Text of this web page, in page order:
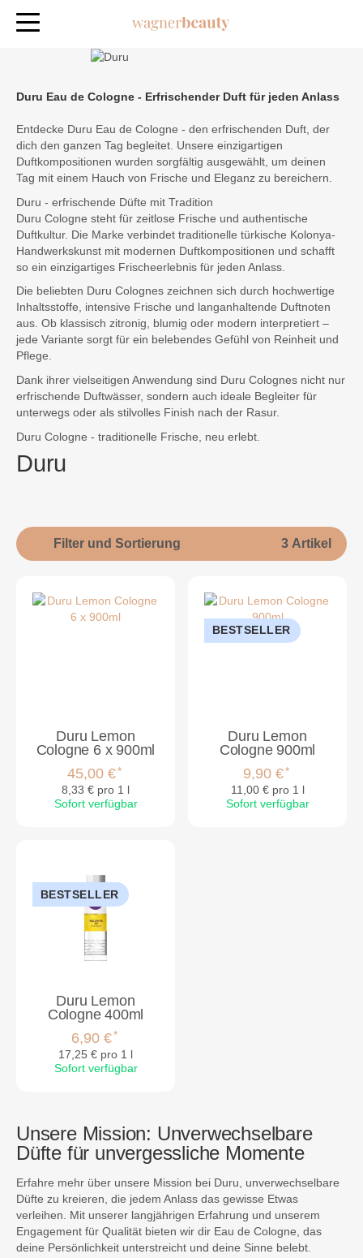
Duru Eau de Cologne - Erfrischender Duft für jeden Anlass
Entdecke Duru Eau de Cologne - den erfrischenden Duft, der
dich den ganzen Tag begleitet. Unsere einzigartigen
Duftkompositionen wurden sorgfältig ausgewählt, um deinen
Tag mit einem Hauch von Frische und Eleganz zu bereichern.
Duru - erfrischende Düfte mit Tradition
Duru Cologne steht für zeitlose Frische und authentische
Duftkultur. Die Marke verbindet traditionelle türkische Kolonya-
Handwerkskunst mit modernen Duftkompositionen und schafft
so ein einzigartiges Frischeerlebnis für jeden Anlass.
Die beliebten Duru Colognes zeichnen sich durch hochwertige
Inhaltsstoffe, intensive Frische und langanhaltende Duftnoten
aus. Ob klassisch zitronig, blumig oder modern interpretiert –
jede Variante sorgt für ein belebendes Gefühl von Reinheit und
Pflege.
Dank ihrer vielseitigen Anwendung sind Duru Colognes nicht nur
erfrischende Duftwässer, sondern auch ideale Begleiter für
unterwegs oder als stilvolles Finish nach der Rasur.
Duru Cologne - traditionelle Frische, neu erlebt.
Duru
Filter und Sortierung 3 Artikel
Duru Lemon
Cologne 6 x 900ml
45,00 €*
8,33 € pro 1 l
Sofort verfügbar
BESTSELLER
Duru Lemon
Cologne 900ml
9,90 €*
11,00 € pro 1 l
Sofort verfügbar
BESTSELLER
Duru Lemon
Cologne 400ml
6,90 €*
17,25 € pro 1 l
Sofort verfügbar
Unsere Mission: Unverwechselbare
Düfte für unvergessliche Momente
Erfahre mehr über unsere Mission bei Duru, unverwechselbare
Düfte zu kreieren, die jedem Anlass das gewisse Etwas
verleihen. Mit unserer langjährigen Erfahrung und unserem
Engagement für Qualität bieten wir dir Eau de Cologne, das
deine Persönlichkeit unterstreicht und deine Sinne belebt.